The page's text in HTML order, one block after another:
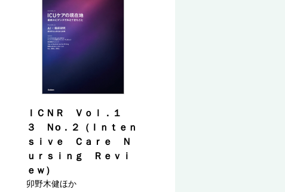
ＩＣＮＲ Ｖｏｌ．１
３ Ｎо．２（Ｉｎｔｅｎ
ｓｉｖｅ Ｃａｒｅ Ｎ
ｕｒｓｉｎｇ Ｒｅｖｉ
ｅｗ）
卯野木健ほか